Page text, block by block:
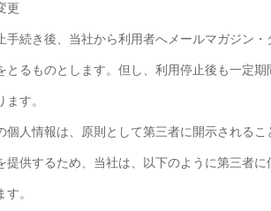
更
手続き後、当社から利用者へメールマガジン
とるものとします。但し、利用停止後も一定
ます。
個人情報は、原則として第三者に開示される
提供するため、当社は、以下のように第三者
す。